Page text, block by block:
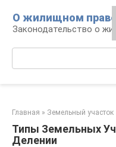
контенту
О жилищном праве
Законодательство о
Главная » Земельный участок
Типы Земельных
Делении